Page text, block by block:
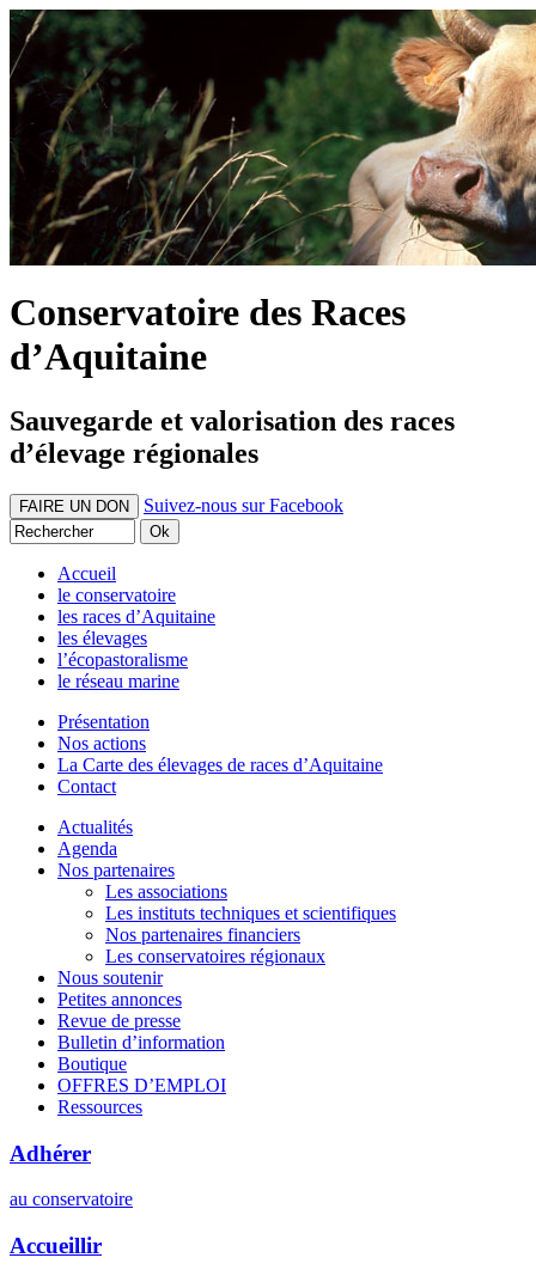
Conservatoire des Races
d’Aquitaine
Sauvegarde et valorisation des races
d’élevage régionales
FAIRE UN DON Suivez-nous sur Facebook
Accueil
le conservatoire
les races d’Aquitaine
les élevages
l’écopastoralisme
le réseau marine
Présentation
Nos actions
La Carte des élevages de races d’Aquitaine
Contact
Actualités
Agenda
Nos partenaires
Les associations
Les instituts techniques et scientifiques
Nos partenaires financiers
Les conservatoires régionaux
Nous soutenir
Petites annonces
Revue de presse
Bulletin d’information
Boutique
OFFRES D’EMPLOI
Ressources
Adhérer
au conservatoire
Accueillir